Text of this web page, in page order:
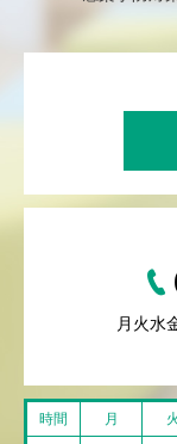
月火水
時間 月 火